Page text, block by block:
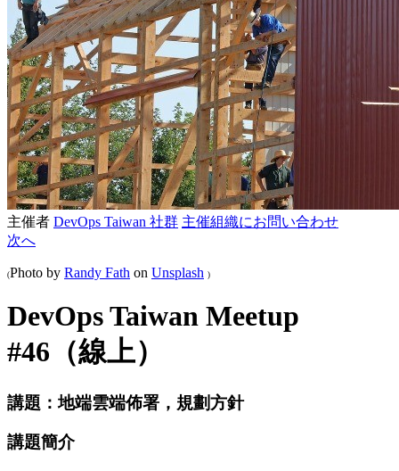
主催者 DevOps Taiwan 社群 主催組織にお問い合わせ
次へ
(Photo by Randy Fath on Unsplash )
DevOps Taiwan Meetup
#46（線上）
講題：地端雲端佈署，規劃方針
講題簡介